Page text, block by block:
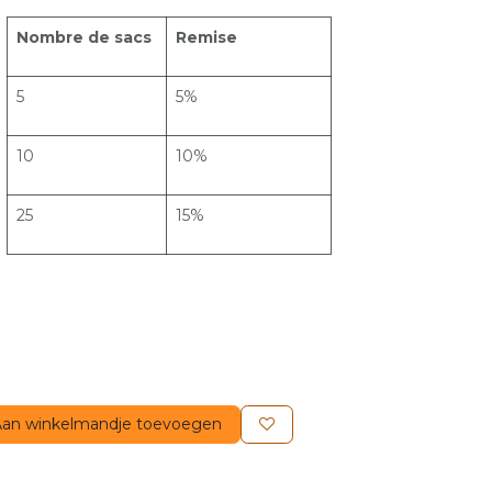
Nombre de sacs Remise
5 5%
10 10%
25 15%
winkelmandje toevoegen